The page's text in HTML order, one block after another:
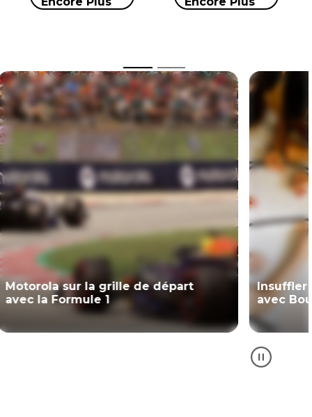
Insuffler le changement
avec Bounce for Good
Exprimez